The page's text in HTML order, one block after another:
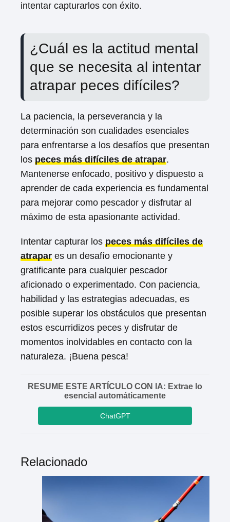
intentar capturarlos con éxito.
¿Cuál es la actitud mental
que se necesita al intentar
atrapar peces difíciles?
La paciencia, la perseverancia y la
determinación son cualidades esenciales
para enfrentarse a los desafíos que presentan
los peces más difíciles de atrapar.
Mantenerse enfocado, positivo y dispuesto a
aprender de cada experiencia es fundamental
para mejorar como pescador y disfrutar al
máximo de esta apasionante actividad.
Intentar capturar los peces más difíciles de
atrapar es un desafío emocionante y
gratificante para cualquier pescador
aficionado o experimentado. Con paciencia,
habilidad y las estrategias adecuadas, es
posible superar los obstáculos que presentan
estos escurridizos peces y disfrutar de
momentos inolvidables en contacto con la
naturaleza. ¡Buena pesca!
RESUME ESTE ARTÍCULO CON IA: Extrae lo
esencial automáticamente
ChatGPT
Relacionado